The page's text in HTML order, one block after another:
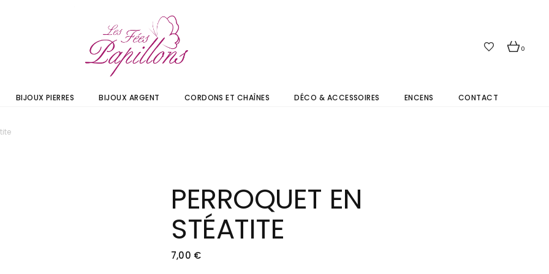
0
BIJOUX PIERRES BIJOUX ARGENT CORDONS ET CHAÎNES DÉCO & ACCESSOIRES ENCENS CONTACT
PERROQUET EN
STÉATITE
7,00 €